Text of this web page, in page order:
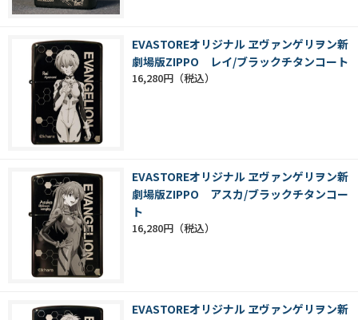
EVASTOREオリジナル ヱヴァンゲリヲン新
劇場版ZIPPO レイ/ブラックチタンコート
16,280円
EVASTOREオリジナル ヱヴァンゲリヲン新
劇場版ZIPPO アスカ/ブラックチタンコー
ト
16,280円
EVASTOREオリジナル ヱヴァンゲリヲン新